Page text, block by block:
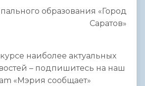
образования «Город
Саратов»
наиболее актуальных
– подпишитесь на наш
«Мэрия сообщает»